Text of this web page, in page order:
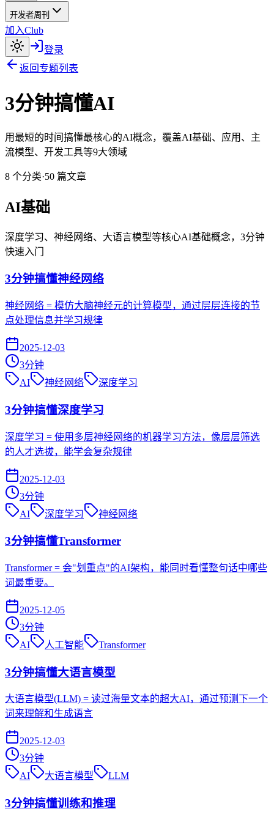
开发者周刊
加入Club
登录
返回专题列表
3分钟搞懂AI
用最短的时间搞懂最核心的AI概念，覆盖AI基础、应用、主
流模型、开发工具等9大领域
8 个分类·50 篇文章
AI基础
深度学习、神经网络、大语言模型等核心AI基础概念，3分钟
快速入门
3分钟搞懂神经网络
神经网络 = 模仿大脑神经元的计算模型，通过层层连接的节
点处理信息并学习规律
2025-12-03
3分钟
AI
神经网络 深度学习
3分钟搞懂深度学习
深度学习 = 使用多层神经网络的机器学习方法，像层层筛选
的人才选拔，能学会复杂规律
2025-12-03
3分钟
AI
深度学习 神经网络
3分钟搞懂Transformer
Transformer = 会"划重点"的AI架构，能同时看懂整句话中哪些
词最重要。
2025-12-05
3分钟
AI
人工智能 Transformer
3分钟搞懂大语言模型
大语言模型(LLM) = 读过海量文本的超大AI，通过预测下一个
词来理解和生成语言
2025-12-03
3分钟
AI
大语言模型 LLM
3分钟搞懂训练和推理